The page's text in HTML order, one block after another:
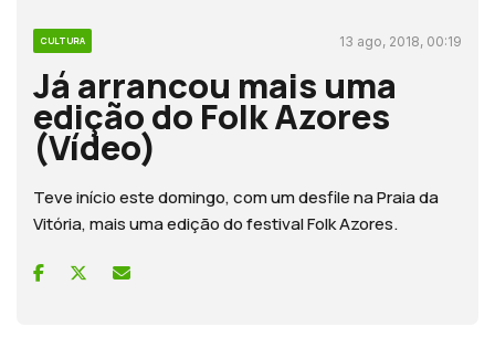
CULTURA 13 ago, 2018, 00:19
Já arrancou mais uma
edição do Folk Azores
(Vídeo)
Teve início este domingo, com um desfile na Praia da
Vitória, mais uma edição do festival Folk Azores.